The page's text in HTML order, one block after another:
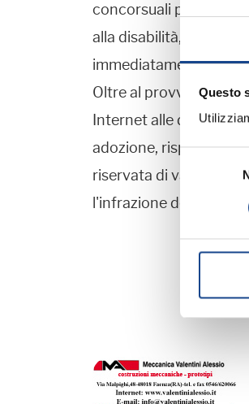
Questo
Selezione
del
concorsuali per un
alla disabilità, nonché
immediatamente
Oltre al
Internet alle
adozione, rispettando
riservata di valutare,
l'infrazione del